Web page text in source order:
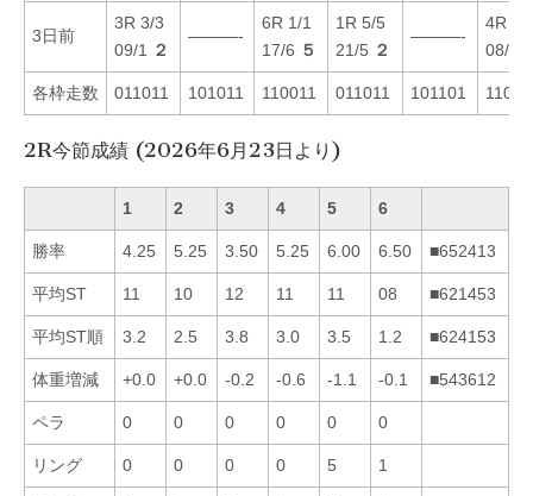
3日前
3R 3/3
09/1
２
———-
6R 1/1
17/6 ５
1R 5/5
21/5 ２
———-
4R 4/
08/1
各枠走数 011011 101011 110011 011011 101101
2R今節成績 (2026年6月23日より)
1 2 3 4 5 6
勝率 4.25 5.25 3.50 5.25 6.00 6.50 ■652413
平均ST 11 10 12 11 11 08 ■621453
平均ST順 3.2 2.5 3.8 3.0 3.5 1.2 ■624153
体重増減 +0.0 +0.0 -0.2 -0.6 -1.1 -0.1 ■543612
ペラ 0 0 0 0 0 0
リング 0 0 0 0 5 1